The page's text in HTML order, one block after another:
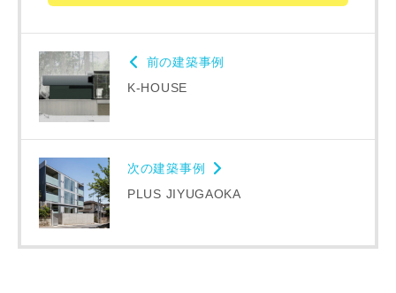
前の建築事例
K-HOUSE
次の建築事例
PLUS JIYUGAOKA
希望の予算
完成希望時期
閉じる